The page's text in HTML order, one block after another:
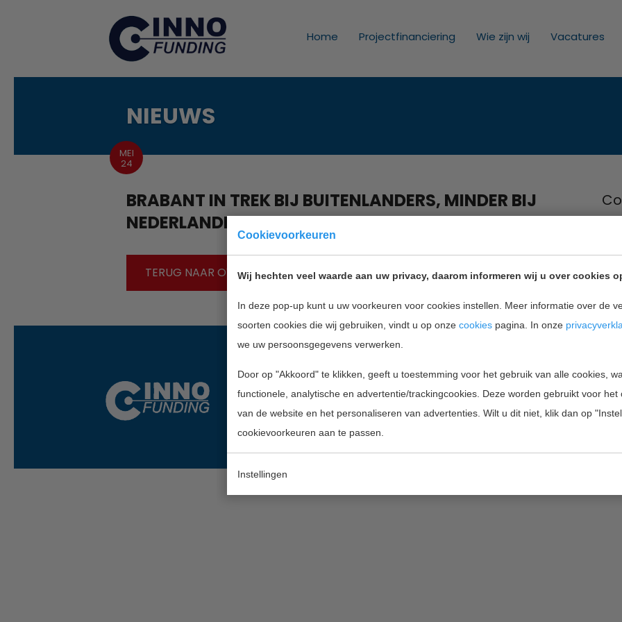
Cookievoorkeuren
Wij hechten veel waarde aan uw privacy, daarom informeren wij u over cookies
In deze pop-up kunt u uw voorkeuren voor cookies instellen. Meer informatie over de
soorten cookies die wij gebruiken, vindt u op onze cookies pagina. In onze
we uw persoonsgegevens verwerken.
Door op "Akkoord" te klikken, geeft u toestemming voor het gebruik van alle cookies,
functionele, analytische en advertentie/trackingcookies. Deze worden gebruikt voor het
van de website en het personaliseren van advertenties. Wilt u dit niet, klik dan op
cookievoorkeuren aan te passen.
Instellingen
Home Projectfinanciering Wie zijn wij Vacatures
NIEUWS
MEI
24
BRABANT IN TREK BIJ BUITENLANDERS, MINDER BIJ
NEDERLANDERS
TERUG NAAR OVERZICHT
Home Projectfinanciering Wie zijn wij